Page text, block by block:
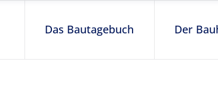
Das Bautagebuch Der